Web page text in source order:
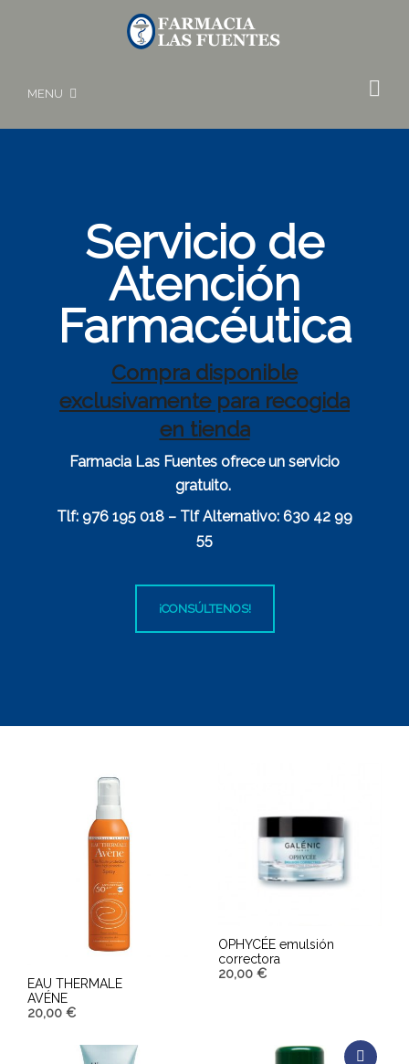
MENU
Servicio de
Atención
Farmacéutica
Compra disponible
exclusivamente para recogida
en tienda
Farmacia Las Fuentes ofrece un servicio
gratuito.
Tlf: 976 195 018 – Tlf Alternativo: 630 42 99
55
¡CONSÚLTENOS!
EAU THERMALE
AVÉNE
20,00 €
AÑADIR AL CARRITO
OPHYCÉE emulsión
correctora
20,00 €